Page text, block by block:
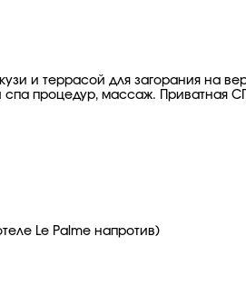
и террасой для загорания на
процедур, массаж. Приватная
Le Palme напротив)